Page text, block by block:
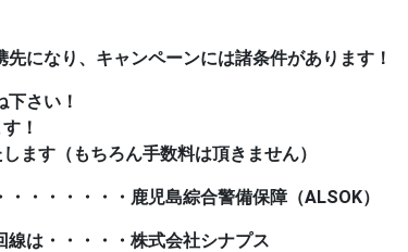
になり、キャンペーンには諸条件があります！
さい！
！
ます（もちろん手数料は頂きません）
・・・・・・鹿児島綜合警備保障（ALSOK）
は・・・・・株式会社シナプス